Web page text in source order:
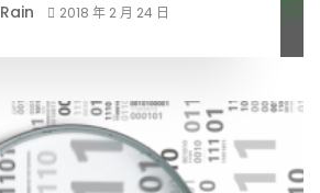
Rain 2018 年 2 月 24 日